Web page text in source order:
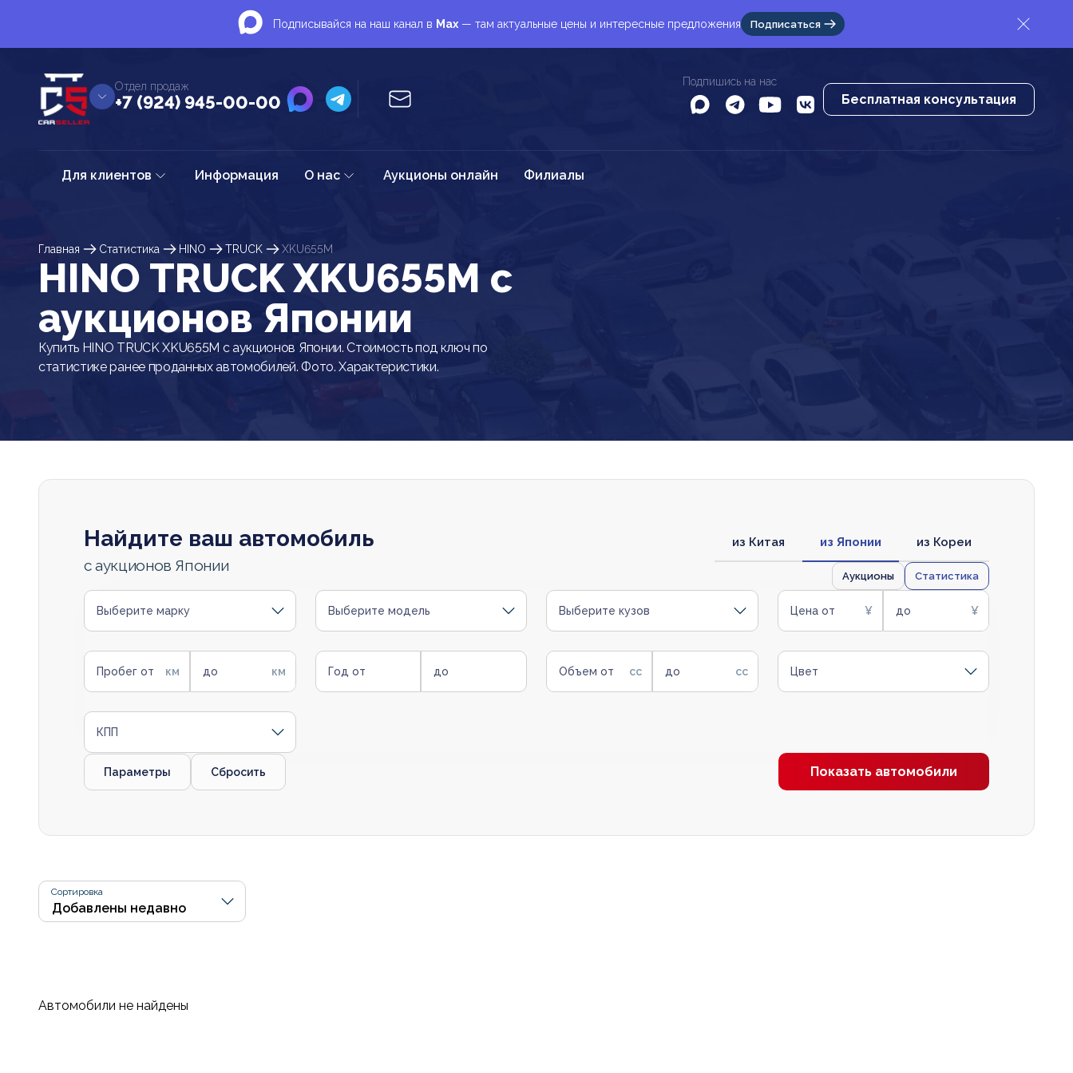
Подписывайся на наш канал в Max — там актуальные цены и интересные предложения Подписаться
Отдел продаж
+7 (924) 945-00-00
Подпишись на нас
Бесплатная консультация
Для клиентов Информация О нас Аукционы онлайн Филиалы
Главная Статистика HINO TRUCK XKU655M
HINO TRUCK XKU655M c
аукционов Японии
Купить HINO TRUCK XKU655M с аукционов Японии. Стоимость под ключ по
статистике ранее проданных автомобилей. Фото. Характеристики.
Найдите ваш автомобиль
с аукционов Японии
из Китая из Японии из Кореи
Аукционы Статистика
Выберите марку Выберите модель Выберите кузов Цена от до
Пробег от до Год от до Объем от до Цвет
КПП
Параметры Сбросить Показать автомобили
Сортировка
Автомобили не найдены